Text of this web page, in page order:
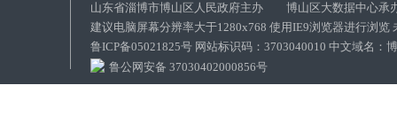
山东省淄博市博山区人民政府主办 博山区大数据中心承
建议电脑屏幕分辨率大于1280x768 使用IE9浏览器进行浏览
鲁ICP备05021825号 网站标识码：3703040010 中文域名：
鲁公网安备 37030402000856号